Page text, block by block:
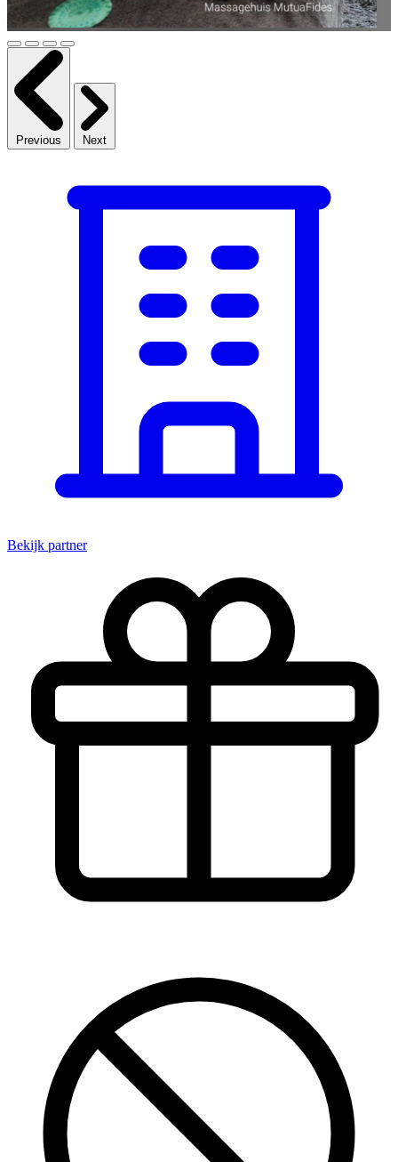
Previous Next
Bekijk partner